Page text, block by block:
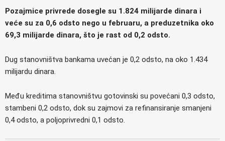
Pozajmice privrede dosegle su 1.824 milijarde dinara i
veće su za 0,6 odsto nego u februaru, a preduzetnika oko
69,3 milijarde dinara, što je rast od 0,2 odsto.
Dug stanovništva bankama uvećan je 0,2 odsto, na oko 1.434
milijardu dinara.
Među kreditima stanovništvu gotovinski su povećani 0,3 odsto,
stambeni 0,2 odsto, dok su zajmovi za refinansiranje smanjeni
0,4 odsto, a poljoprivredni 0,1 odsto.